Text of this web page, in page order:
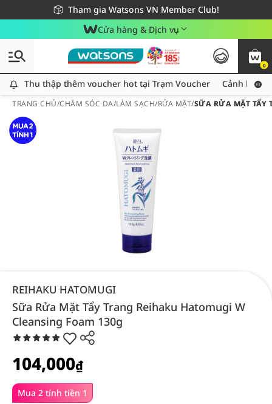
Tham gia Watsons VN Member Club!
Miễn phí giao hàng cho đơn hàng từ 249,000Đ
Giao hàng nhanh 24h - Áp dụng khu vực TP. Hồ Chí Minh
Cửa hàng & Dịch vụ
0
Thu thập thêm voucher hot tại Trạm Voucher
Thu thập thêm voucher hot tại Trạm Voucher Cảnh báo
TRANG CHỦ/CHĂM SÓC DA/LÀM SẠCH/RỬA MẶT/SỮA RỬA MẶT TẨY
REIHAKU HATOMUGI
Sữa Rửa Mặt Tẩy Trang Reihaku Hatomugi W
Cleansing Foam 130g
Mua 2 tính tiền 1
104,000₫